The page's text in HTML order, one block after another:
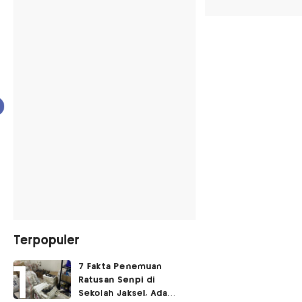
Terpopuler
7 Fakta Penemuan
Ratusan Senpi di
Sekolah Jaksel, Ada